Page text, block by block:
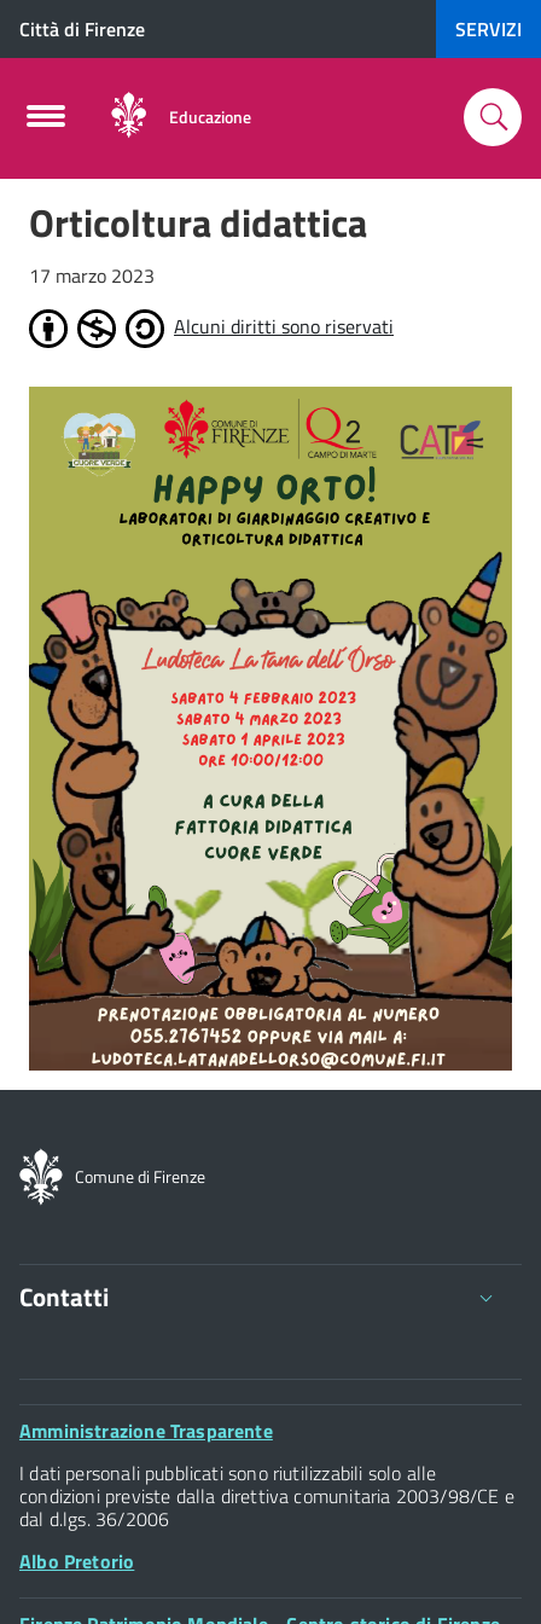
Città di Firenze SERVIZI
Educazione
Orticoltura didattica
17 marzo 2023
Alcuni diritti sono riservati
Comune di Firenze
Contatti
Comune di Firenze
Palazzo Vecchio
Piazza della Signoria - 50122, Firenze
Footer
Amministrazione Trasparente
I dati personali pubblicati sono riutilizzabili solo alle
condizioni previste dalla direttiva comunitaria 2003/98/CE e
dal d.lgs. 36/2006
Albo Pretorio